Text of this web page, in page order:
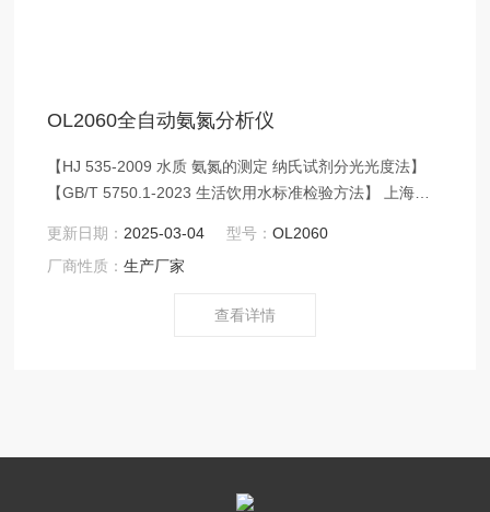
OL2060全自动氨氮分析仪
【HJ 535-2009 水质 氨氮的测定 纳氏试剂分光光度法】
【GB/T 5750.1-2023 生活饮用水标准检验方法】 上海草
2009 水质氨氮的测定 纳氏试剂分光光度法，测量地
生活污水和工业废水中氨氮的浓度，符合GB/T
更新日期： 2025-03-04 型号：OL2060
厂商性质：生产厂家
查看详情